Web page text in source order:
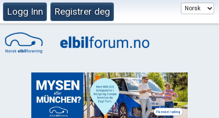
Logg Inn Registrer deg